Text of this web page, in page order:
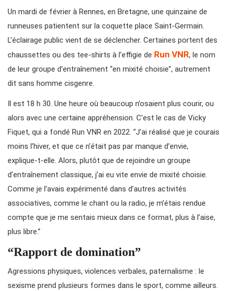
Un mardi de février à Rennes, en Bretagne, une quinzaine de
runneuses patientent sur la coquette place Saint-Germain.
L’éclairage public vient de se déclencher. Certaines portent des
chaussettes ou des tee-shirts à l’effigie de Run VNR, le nom
de leur groupe d’entraînement “en mixité choisie”, autrement
dit sans homme cisgenre.
Il est 18 h 30. Une heure où beaucoup n’osaient plus courir, ou
alors avec une certaine appréhension. C’est le cas de Vicky
Fiquet, qui a fondé Run VNR en 2022. “J’ai réalisé que je courais
moins l’hiver, et que ce n’était pas par manque d’envie,
explique-t-elle. Alors, plutôt que de rejoindre un groupe
d’entraînement classique, j’ai eu vite envie de mixité choisie.
Comme je l’avais expérimenté dans d’autres activités
associatives, comme le chant ou la radio, je m’étais rendue
compte que je me sentais mieux dans ce format, plus à l’aise,
plus libre.”
“Rapport de domination”
Agressions physiques, violences verbales, paternalisme : le
sexisme prend plusieurs formes dans le sport, comme ailleurs.